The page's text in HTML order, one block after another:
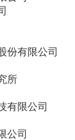
有限公司
所
限公司
公司